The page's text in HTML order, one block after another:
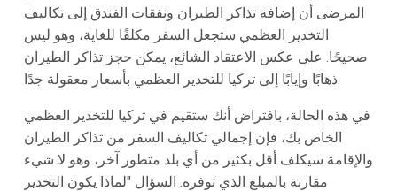
المرضى أن إضافة تذاكر الطيران ونفقات الفندق إلى تكاليف
التخدير العظمي ستجعل السفر مكلفًا للغاية، وهو ليس
صحيحًا. على عكس الاعتقاد الشائع، يمكن حجز تذاكر الطيران
ذهابًا وإيابًا إلى تركيا للتخدير العظمي بأسعار معقولة جدًا.
في هذه الحالة، بافتراض أنك ستقيم في تركيا للتخدير العظمي
الخاص بك، فإن إجمالي تكاليف السفر من تذاكر الطيران
والإقامة سيكلف أقل بكثير من أي بلد متطور آخر، وهو لا شيء
مقارنة بالمبلغ الذي توفره. السؤال "لماذا يكون التخدير